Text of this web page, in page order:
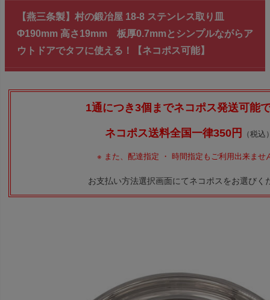
【燕三条製】村の鍛冶屋 18-8 ステンレス取り皿
Φ190mm 高さ19mm 板厚0.7mmとシンプルながらア
ウトドアでタフに使える！【ネコポス可能】
1通につき3個までネコポス発送可能
ネコポス送料全国一律350円 （税込
※ また、配達指定 ・ 時間指定もご利用出来ませ
お支払い方法選択画面にてネコポスをお選びく